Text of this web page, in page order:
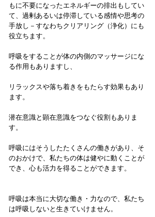
もに不要になったエネルギーの排出もしてい
て、過剰あるいは停滞している感情や思考の
手放し－すなわちクリアリング（浄化）にも
役立ちます。
呼吸をすることが体の内側のマッサージにな
る作用もありますし、
リラックスや落ち着きをもたらす効果もあり
ます。
潜在意識と顕在意識をつなぐ役割もありま
す。
呼吸にはそうしたたくさんの働きがあり、そ
のおかけで、私たちの体は健やに動くことが
でき、心も活力を得ることができます。
呼吸は本当に大切な働き・力なので、私たち
は呼吸しないと生きていけません。